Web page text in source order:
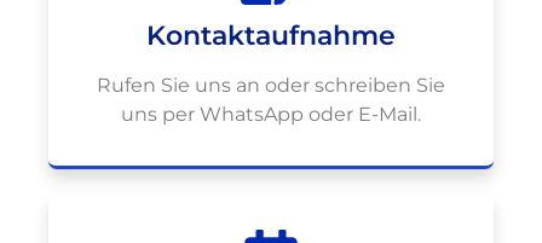
Kontaktaufnahme
Rufen Sie uns an oder schreiben Sie
uns per WhatsApp oder E-Mail.